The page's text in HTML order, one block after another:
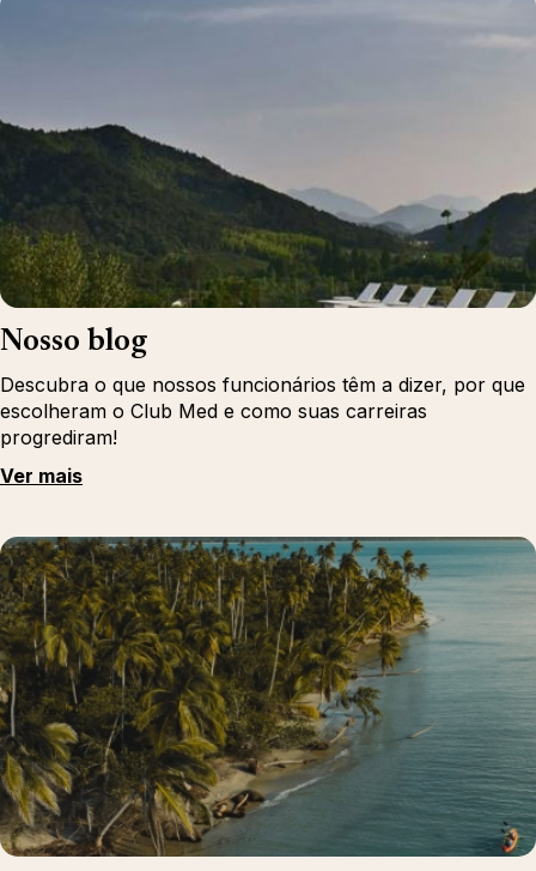
Nosso blog
Descubra o que nossos funcionários têm a dizer, por que
escolheram o Club Med e como suas carreiras
progrediram!
Ver mais